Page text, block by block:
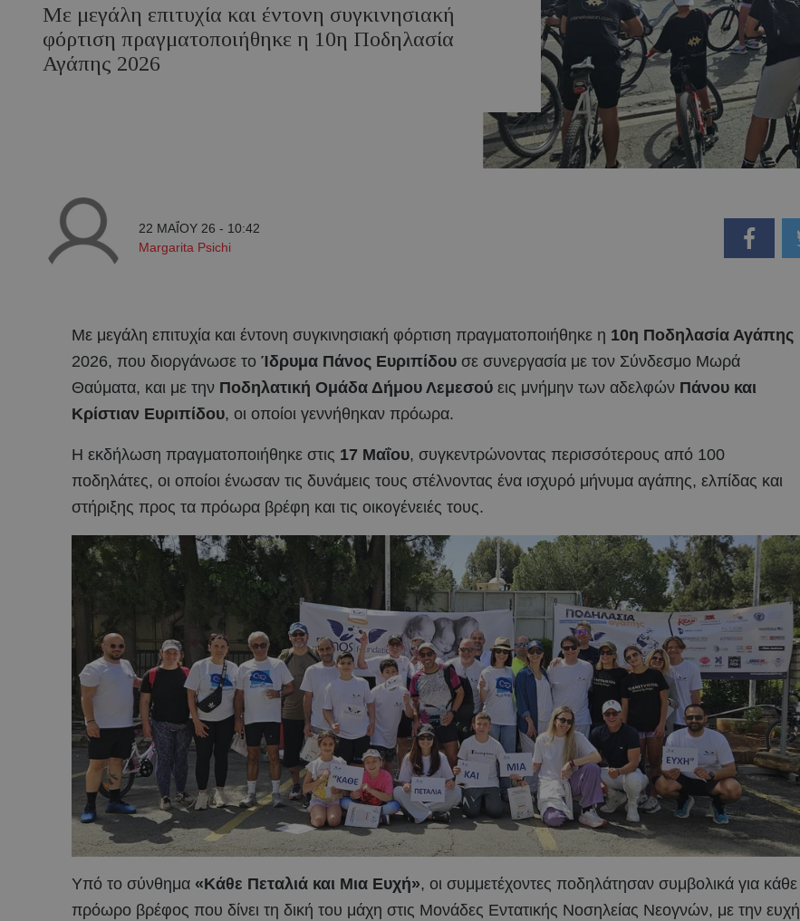
Με μεγάλη επιτυχία και έντονη συγκινησιακή
φόρτιση πραγματοποιήθηκε η 10η Ποδηλασία
Αγάπης 2026
22 ΜΑΪ́ΟΥ 26 - 10:42
Margarita Psichi
Με μεγάλη επιτυχία και έντονη συγκινησιακή φόρτιση πραγματοποιήθηκε η 10η Ποδηλασία Αγάπης
2026, που διοργάνωσε το Ίδρυμα Πάνος Ευριπίδου σε συνεργασία με τον Σύνδεσμο Μωρά
Θαύματα, και με την Ποδηλατική Ομάδα Δήμου Λεμεσού εις μνήμην των αδελφών Πάνου και
Κρίστιαν Ευριπίδου, οι οποίοι γεννήθηκαν πρόωρα.
Η εκδήλωση πραγματοποιήθηκε στις 17 Μαΐου, συγκεντρώνοντας περισσότερους από 100
ποδηλάτες, οι οποίοι ένωσαν τις δυνάμεις τους στέλνοντας ένα ισχυρό μήνυμα αγάπης, ελπίδας και
στήριξης προς τα πρόωρα βρέφη και τις οικογένειές τους.
Υπό το σύνθημα «Κάθε Πεταλιά και Μια Ευχή», οι συμμετέχοντες ποδηλάτησαν συμβολικά για κάθε
πρόωρο βρέφος που δίνει τη δική του μάχη στις Μονάδες Εντατικής Νοσηλείας Νεογνών, με την ευχή